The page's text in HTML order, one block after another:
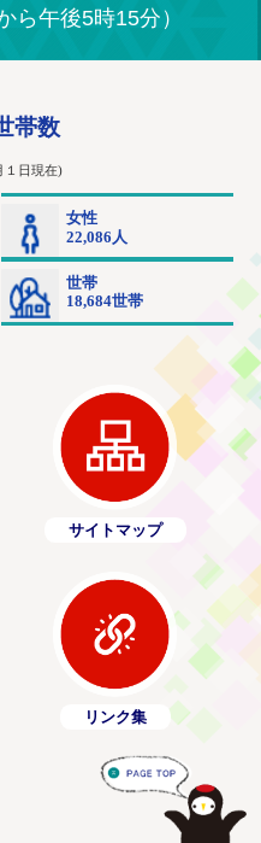
ら午後5時15分）
サイトマップ
リンク集